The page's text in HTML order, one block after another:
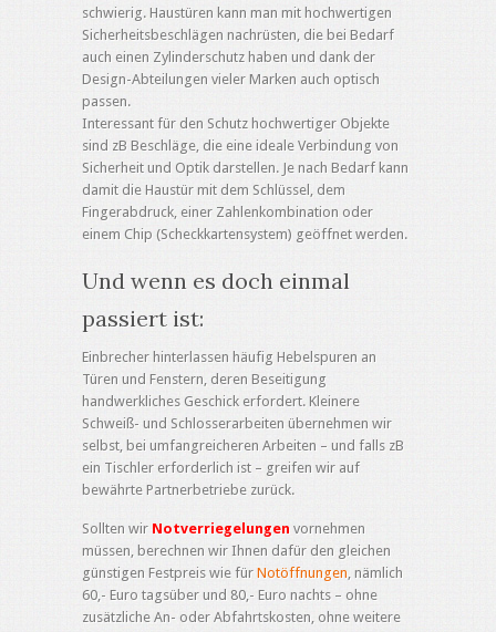
schwierig. Haustüren kann man mit hochwertigen
Sicherheitsbeschlägen nachrüsten, die bei Bedarf
auch einen Zylinderschutz haben und dank der
Design-Abteilungen vieler Marken auch optisch
passen.
Interessant für den Schutz hochwertiger Objekte
sind zB Beschläge, die eine ideale Verbindung von
Sicherheit und Optik darstellen. Je nach Bedarf kann
damit die Haustür mit dem Schlüssel, dem
Fingerabdruck, einer Zahlenkombination oder
einem Chip (Scheckkartensystem) geöffnet werden.
Und wenn es doch einmal
passiert ist:
Einbrecher hinterlassen häufig Hebelspuren an
Türen und Fenstern, deren Beseitigung
handwerkliches Geschick erfordert. Kleinere
Schweiß- und Schlosserarbeiten übernehmen wir
selbst, bei umfangreicheren Arbeiten – und falls zB
ein Tischler erforderlich ist – greifen wir auf
bewährte Partnerbetriebe zurück.
Sollten wir Notverriegelungen vornehmen
müssen, berechnen wir Ihnen dafür den gleichen
günstigen Festpreis wie für Notöffnungen, nämlich
60,- Euro tagsüber und 80,- Euro nachts – ohne
zusätzliche An- oder Abfahrtskosten, ohne weitere